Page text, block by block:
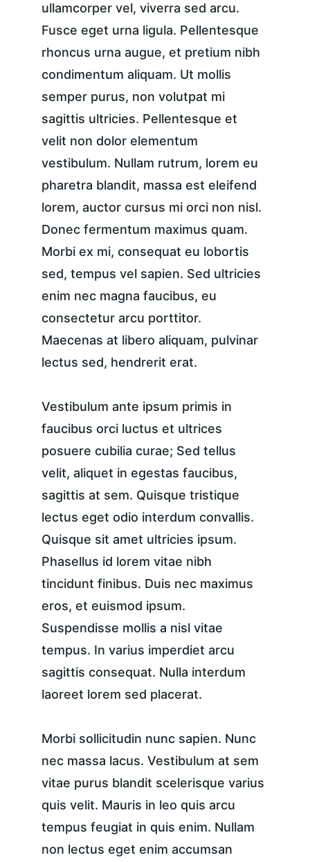
ullamcorper vel, viverra sed arcu.
Fusce eget urna ligula. Pellentesque
rhoncus urna augue, et pretium nibh
condimentum aliquam. Ut mollis
semper purus, non volutpat mi
sagittis ultricies. Pellentesque et
velit non dolor elementum
vestibulum. Nullam rutrum, lorem eu
pharetra blandit, massa est eleifend
lorem, auctor cursus mi orci non nisl.
Donec fermentum maximus quam.
Morbi ex mi, consequat eu lobortis
sed, tempus vel sapien. Sed ultricies
enim nec magna faucibus, eu
consectetur arcu porttitor.
Maecenas at libero aliquam, pulvinar
lectus sed, hendrerit erat.
Vestibulum ante ipsum primis in
faucibus orci luctus et ultrices
posuere cubilia curae; Sed tellus
velit, aliquet in egestas faucibus,
sagittis at sem. Quisque tristique
lectus eget odio interdum convallis.
Quisque sit amet ultricies ipsum.
Phasellus id lorem vitae nibh
tincidunt finibus. Duis nec maximus
eros, et euismod ipsum.
Suspendisse mollis a nisl vitae
tempus. In varius imperdiet arcu
sagittis consequat. Nulla interdum
laoreet lorem sed placerat.
Morbi sollicitudin nunc sapien. Nunc
nec massa lacus. Vestibulum at sem
vitae purus blandit scelerisque varius
quis velit. Mauris in leo quis arcu
tempus feugiat in quis enim. Nullam
non lectus eget enim accumsan